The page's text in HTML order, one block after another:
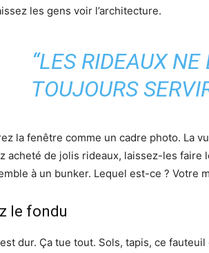
les gens voir l’architecture.
“LES RIDEAUX
TOUJOURS
la fenêtre comme un cadre photo. La
acheté de jolis rideaux, laissez-les faire
à un bunker. Lequel est-ce ? Votre
le fondu
dur. Ça tue tout. Sols, tapis, ce